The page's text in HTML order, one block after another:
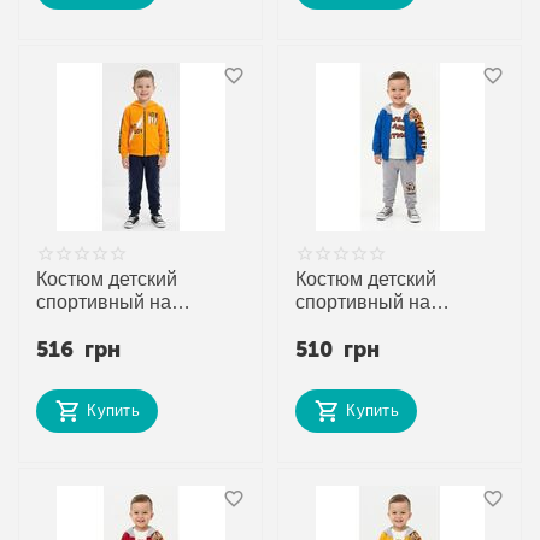
Костюм детский
спортивный на
р.2-5 "MALIBU"
прямого поставщика
516 грн
Купить
Костюм детский
спортивный на
р.0.6-2 "MALIBU"
прямого поставщика
510 грн
Купить